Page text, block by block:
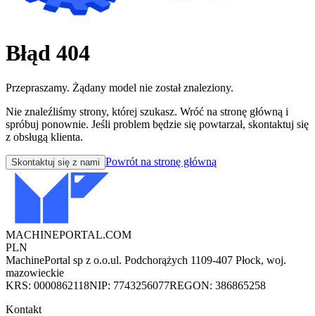
Błąd 404
Przepraszamy. Żądany model nie został znaleziony.
Nie znaleźliśmy strony, której szukasz. Wróć na stronę główną i
spróbuj ponownie. Jeśli problem będzie się powtarzał, skontaktuj się
z obsługą klienta.
Skontaktuj się z nami Powrót na stronę główną
MACHINEPORTAL.COM
PLN
MachinePortal sp z o.o.ul. Podchorążych 1109-407 Płock, woj.
mazowieckie
KRS: 0000862118NIP: 7743256077REGON: 386865258
Kontakt